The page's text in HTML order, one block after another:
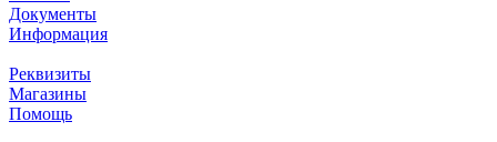
Документы
Информация
Реквизиты
Магазины
Помощь